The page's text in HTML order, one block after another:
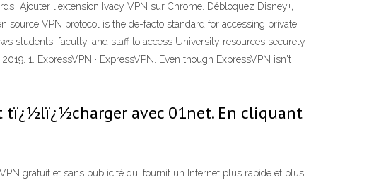
Ajouter l'extension Ivacy VPN sur Chrome. Débloquez Disney+,
VPN protocol is the de-facto standard for accessing private
students, faculty, and staff to access University resources securely
1. ExpressVPN · ExpressVPN. Even though ExpressVPN isn't
tï¿½lï¿½charger avec 01net. En cliquant
gratuit et sans publicité qui fournit un Internet plus rapide et plus